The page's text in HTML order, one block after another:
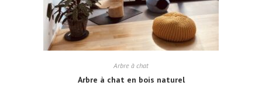
Arbre à chat
Arbre à chat en bois naturel